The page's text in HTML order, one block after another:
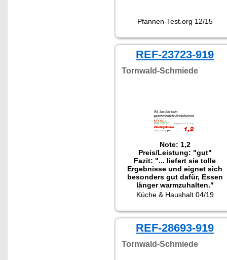
Pfannen-Test.org 12/15
REF-23723-919
Tornwald-Schmiede
Note: 1,2
Preis/Leistung: "gut"
Fazit: "... liefert sie tolle
Ergebnisse und eignet sich
besonders gut dafür, Essen
länger warmzuhalten."
Getestet wurde das Set NC-
Küche & Haushalt 04/19
REF-28693-919
Tornwald-Schmiede